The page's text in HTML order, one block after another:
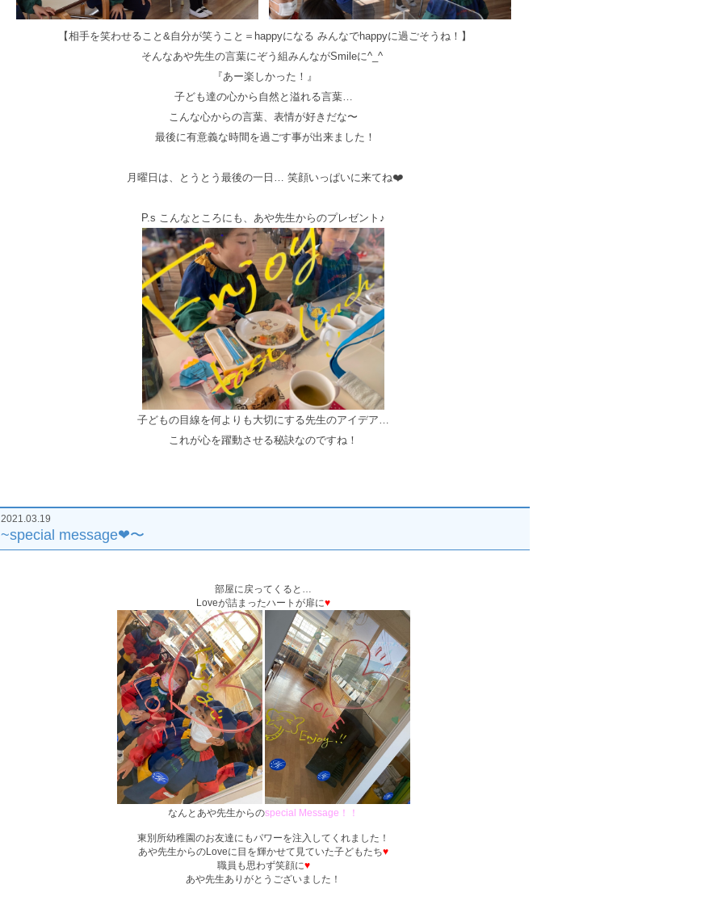
【相手を笑わせること&自分が笑うこと＝happyになる みんなでhappyに過ごそうね！】
そんなあや先生の言葉にぞう組みんながSmileに^_^
『あー楽しかった！』
子ども達の心から自然と溢れる言葉…
こんな心からの言葉、表情が好きだな〜
最後に有意義な時間を過ごす事が出来ました！
月曜日は、とうとう最後の一日… 笑顔いっぱいに来てね❤️
P.s こんなところにも、あや先生からのプレゼント♪
子どもの目線を何よりも大切にする先生のアイデア…
これが心を躍動させる秘訣なのですね！
2021.03.19
~special message❤︎〜
部屋に戻ってくると …
Loveが詰まったハートが扉に♥
なんとあや先生からのspecial Message ！！
東別所幼稚園のお友達にもパワーを注入してくれました！
あや先生からのLoveに目を輝かせて見ていた子どもたち♥
職員も思わず笑顔に♥
あや先生ありがとうございました！